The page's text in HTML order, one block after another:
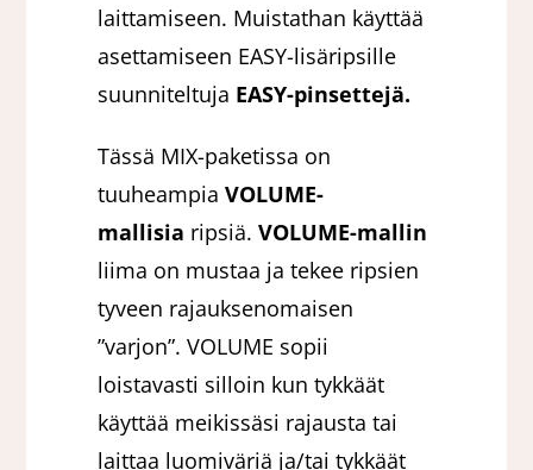
laittamiseen. Muistathan käyttää
asettamiseen EASY-lisäripsille
suunniteltuja EASY-pinsettejä.
Tässä MIX-paketissa on
tuuheampiaVOLUME-
mallisia ripsiä.VOLUME-mallin
liima on mustaa ja tekee ripsien
tyveen rajauksenomaisen
”varjon”. VOLUME sopii
loistavasti silloin kun tykkäät
käyttää meikissäsi rajausta tai
laittaa luomiväriä ja/tai tykkäät